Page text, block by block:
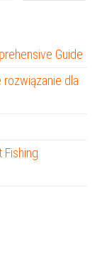
Guide
dla
Fishing